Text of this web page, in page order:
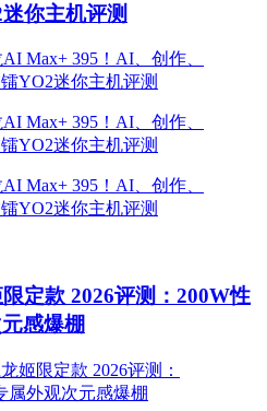
你主机评测
定款 2026评测：200W性
感爆棚